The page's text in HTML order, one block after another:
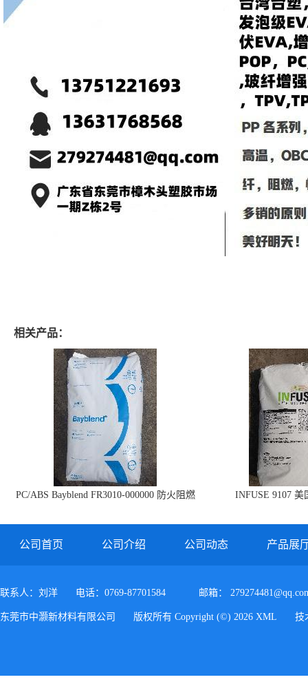
相关产品：
PC/ABS Bayblend FR3010-000000 防火阻燃
INFUSE 9107 美
公司首页 公司介绍 公司动态 产品展
联系人：刘洋 电话：0769-87701584 邮箱：
东莞市中灏新材料有限公司 版权所有 Copyright (©) 2026 XML 技